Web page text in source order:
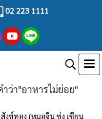
02 223 1111
ว่า"อาหารไม่ย่อย"
งข์ทอง (หมอจีน ซ่ง เซียน